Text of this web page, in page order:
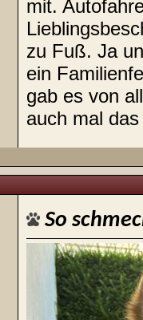
mit.
zu Fuß. Ja
ein
gab es von
auch mal
So